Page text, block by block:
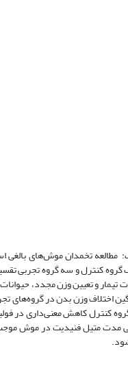
مطالعه تخمدان موشهای
به یک گروه کنترل و سه گروه تجربی
مدت تیمار و تعیین وزن مجدد،
اختلاف وزن بدن در گروههای
کنترل کاهش معنیداری در
مدت متیل فنیدیت در موش